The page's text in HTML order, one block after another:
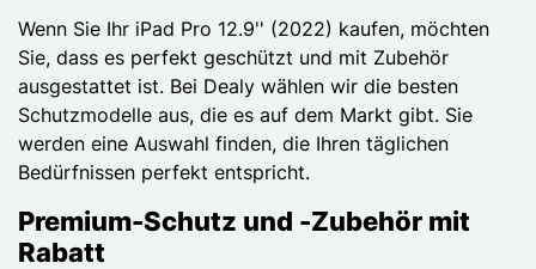
Wenn Sie Ihr iPad Pro 12.9'' (2022) kaufen, möchten
Sie, dass es perfekt geschützt und mit Zubehör
ausgestattet ist. Bei Dealy wählen wir die besten
Schutzmodelle aus, die es auf dem Markt gibt. Sie
werden eine Auswahl finden, die Ihren täglichen
Bedürfnissen perfekt entspricht.
Premium-Schutz und -Zubehör mit
Rabatt